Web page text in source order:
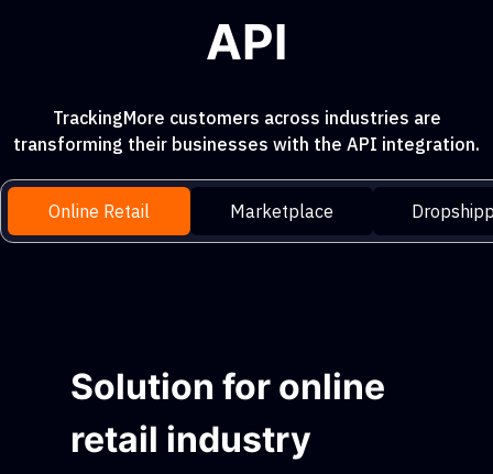
API
TrackingMore customers across industries are
transforming their businesses with the API integration.
Online Retail Marketplace
Solution for online
retail industry